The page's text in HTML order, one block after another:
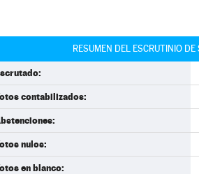
RESUMEN DEL ESCRUTINIO DE
contabilizados:
nulos:
en blanco: